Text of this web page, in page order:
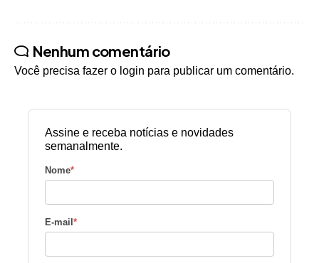
Nenhum comentário
Você precisa fazer o login para publicar um comentário.
Assine e receba notícias e novidades
semanalmente.
Nome*
E-mail *